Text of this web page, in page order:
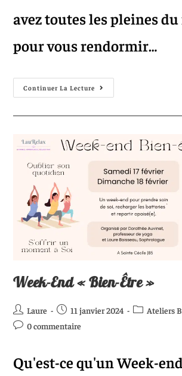
avez toutes les pleines
pour vous rendormir…
Continuer La Lecture
Week-End « Bien-Être »
Laure 11 janvier 2024
Ateliers
0 commentaire
Qu'est-ce qu'un Week-